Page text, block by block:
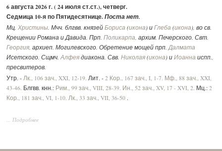
6 августа 2026 г. ( 24 июля ст.ст.), четверг.
Седмица 10-я по Пятидесятнице.Поста нет.
Мц.Христины. Мчч. блгвв. князейБориса (икона) иГлеба (икона), во св.
Крещении Романа и Давида. Прп.Поликарпа, архим. Печерского. Свт.
Георгия, архиеп. Могилевского. Обретение мощей прп.Далмата
Исетского. Сщмч.Алфея диакона. Свв.Николая (икона) иИоанна испп.,
пресвитеров.
Утр. -Лк., 106 зач., XXI, 12-19. Лит. -2 Кор., 167 зач., I, 1-7. Мф., 88 зач., XXI,
43-46. Блгвв. кнн.: Рим., 99 зач., VIII, 28-39. Ин., 52 зач., XV, 17 - XVI, 2. Мц.:2
Кор., 181 зач., VI, 1-10. Лк., 33 зач., VII, 36-50 .
... Подробнее